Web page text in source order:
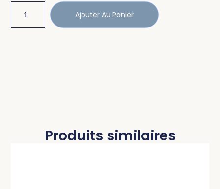
Ajouter Au Panier
Produits similaires